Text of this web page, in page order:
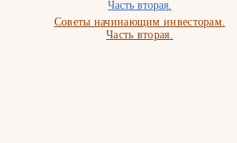
Советы начинающим инвесторам.
Часть вторая.